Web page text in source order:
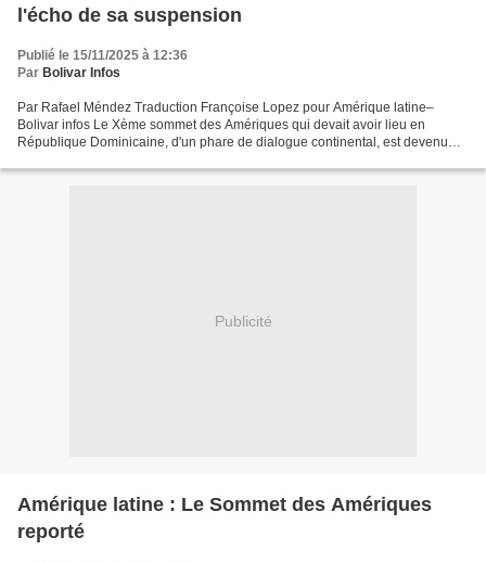
l'écho de sa suspension
Publié le 15/11/2025 à 12:36
Par Bolivar Infos
Par Rafael Méndez Traduction Françoise Lopez pour Amérique latine–
Bolivar infos Le Xème sommet des Amériques qui devait avoir lieu en
République Dominicaine, d'un phare de dialogue continental, est devenu
Publicité
Amérique latine : Le Sommet des Amériques
reporté